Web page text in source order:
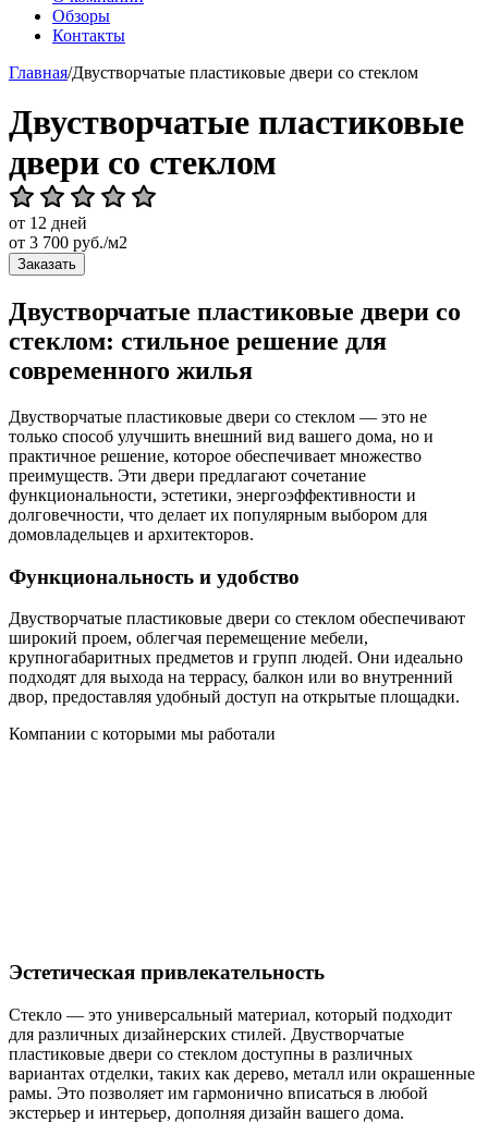
Обзоры
Контакты
Главная/Двустворчатые пластиковые двери со стеклом
Двустворчатые пластиковые
двери со стеклом
от 12 дней
от 3 700 руб./м2
Заказать
Двустворчатые пластиковые двери со
стеклом: стильное решение для
современного жилья
Двустворчатые пластиковые двери со стеклом — это не
только способ улучшить внешний вид вашего дома, но и
практичное решение, которое обеспечивает множество
преимуществ. Эти двери предлагают сочетание
функциональности, эстетики, энергоэффективности и
долговечности, что делает их популярным выбором для
домовладельцев и архитекторов.
Функциональность и удобство
Двустворчатые пластиковые двери со стеклом обеспечивают
широкий проем, облегчая перемещение мебели,
крупногабаритных предметов и групп людей. Они идеально
подходят для выхода на террасу, балкон или во внутренний
двор, предоставляя удобный доступ на открытые площадки.
Компании с которыми мы работали
Эстетическая привлекательность
Стекло — это универсальный материал, который подходит
для различных дизайнерских стилей. Двустворчатые
пластиковые двери со стеклом доступны в различных
вариантах отделки, таких как дерево, металл или окрашенные
рамы. Это позволяет им гармонично вписаться в любой
экстерьер и интерьер, дополняя дизайн вашего дома.